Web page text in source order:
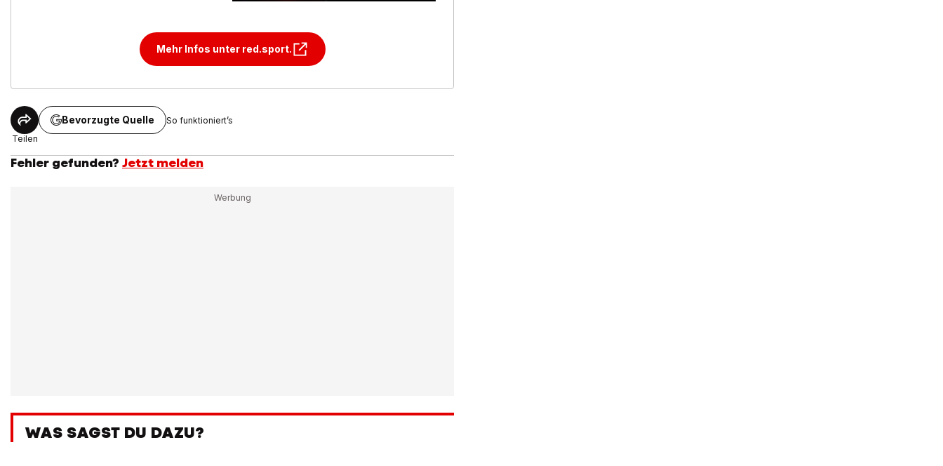
Mehr Infos unter red.sport.
Teilen
Bevorzugte Quelle So funktioniert’s
Fehler gefunden? Jetzt melden
WAS SAGST DU DAZU?